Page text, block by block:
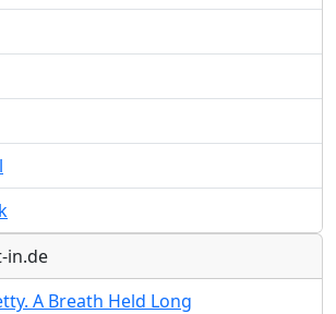
in.de
A Breath Held Long